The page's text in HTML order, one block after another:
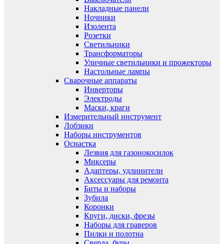
Накладные панели
Ночники
Изолента
Розетки
Светильники
Трансформаторы
Уличные светильники и прожекторы
Настольные лампы
Сварочные аппараты
Инверторы
Электроды
Маски, краги
Измерительный инструмент
Лобзики
Наборы инструментов
Оснастка
Лезвия для газонокосилок
Миксеры
Адаптеры, удлинители
Аксессуары для ремонта
Биты и наборы
Зубила
Коронки
Круги, диски, фрезы
Наборы для граверов
Пилки и полотна